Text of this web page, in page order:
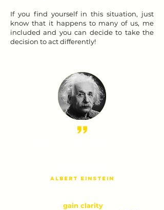
If you find yourself in this situation, just
know that it happens to many of us, me
included and you can decide to take the
decision to act differently!
Albert Einstein
gain clarity